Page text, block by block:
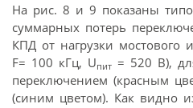
На рис. 8 и 9 показаны
суммарных потерь
КПД от нагрузки мостового
F= 100 кГц, Uпит = 520 В),
переключением (красным
(синим цветом). Как видно